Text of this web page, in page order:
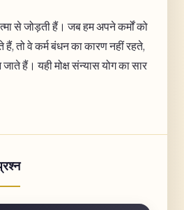
से जोड़ती हैं। जब हम अपने कर्मों को
हैं, तो वे कर्म बंधन का कारण नहीं रहते,
हैं। यही मोक्ष संन्यास योग का सार